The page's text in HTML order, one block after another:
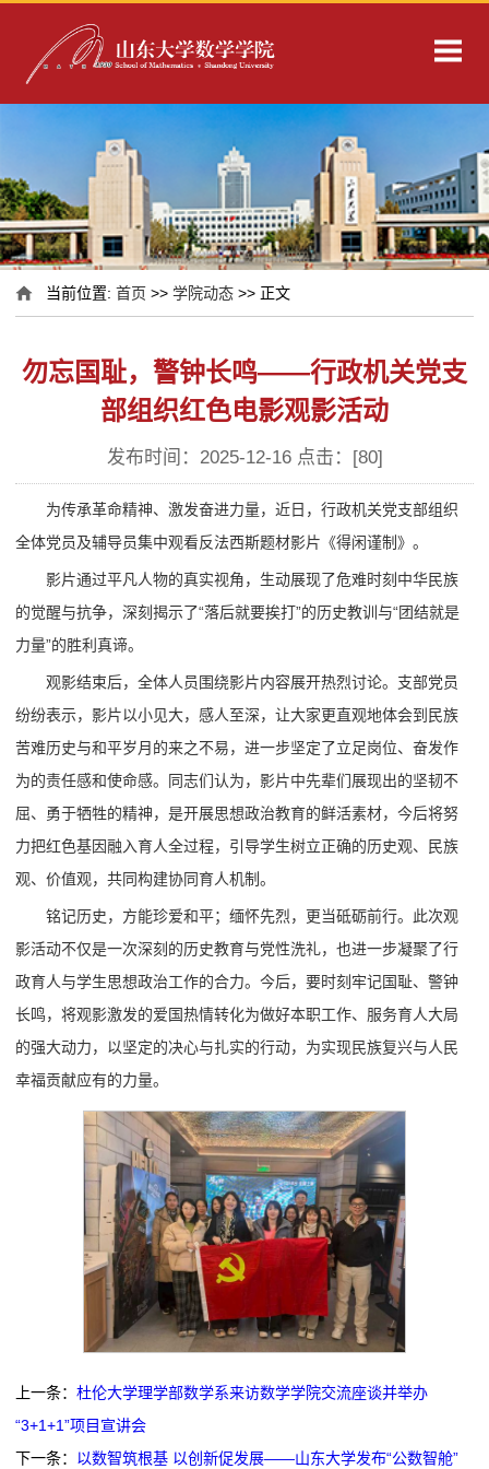
当前位置:首页 >>学院动态 >> 正文
勿忘国耻，警钟长鸣——行政机关党支
部组织红色电影观影活动
发布时间：2025-12-16 点击：[80]
为传承革命精神、激发奋进力量，近日，行政机关党支部组织
全体党员及辅导员集中观看反法西斯题材影片《得闲谨制》。
影片通过平凡人物的真实视角，生动展现了危难时刻中华民族
的觉醒与抗争，深刻揭示了“落后就要挨打”的历史教训与“团结就是
力量”的胜利真谛。
观影结束后，全体人员围绕影片内容展开热烈讨论。支部党员
纷纷表示，影片以小见大，感人至深，让大家更直观地体会到民族
苦难历史与和平岁月的来之不易，进一步坚定了立足岗位、奋发作
为的责任感和使命感。同志们认为，影片中先辈们展现出的坚韧不
屈、勇于牺牲的精神，是开展思想政治教育的鲜活素材，今后将努
力把红色基因融入育人全过程，引导学生树立正确的历史观、民族
观、价值观，共同构建协同育人机制。
铭记历史，方能珍爱和平；缅怀先烈，更当砥砺前行。此次观
影活动不仅是一次深刻的历史教育与党性洗礼，也进一步凝聚了行
政育人与学生思想政治工作的合力。今后，要时刻牢记国耻、警钟
长鸣，将观影激发的爱国热情转化为做好本职工作、服务育人大局
的强大动力，以坚定的决心与扎实的行动，为实现民族复兴与人民
幸福贡献应有的力量。
上一条：杜伦大学理学部数学系来访数学学院交流座谈并举办
“3+1+1”项目宣讲会
下一条：
以数智筑根基 以创新促发展——山东大学发布“公数智舱”